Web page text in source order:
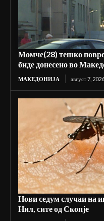
Момче(28) тешко
биде донесено во
МАКЕДОНИЈА август 7,
Нови седум случаи на
Нил, сите од Скопје